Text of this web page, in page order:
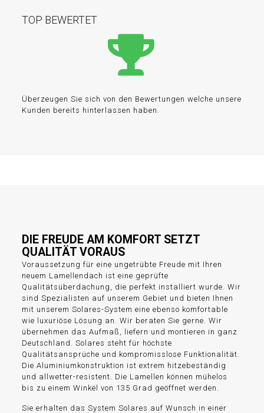
TOP BEWERTET
Überzeugen Sie sich von den Bewertungen welche unsere
Kunden bereits hinterlassen haben.
DIE FREUDE AM KOMFORT SETZT
QUALITÄT VORAUS
Voraussetzung für eine ungetrübte Freude mit Ihren
neuem Lamellendach ist eine geprüfte
Qualitätsüberdachung, die perfekt installiert wurde. Wir
sind Spezialisten auf unserem Gebiet und bieten Ihnen
mit unserem Solares-System eine ebenso komfortable
wie luxuriöse Lösung an. Wir beraten Sie gerne. Wir
übernehmen das Aufmaß, liefern und montieren in ganz
Deutschland. Solares steht für höchste
Qualitätsansprüche und kompromisslose Funktionalität.
Die Aluminiumkonstruktion ist extrem hitzebeständig
und allwetter-resistent. Die Lamellen können mühelos
bis zu einem Winkel von 135 Grad geöffnet werden.
Sie erhalten das System Solares auf Wunsch in einer